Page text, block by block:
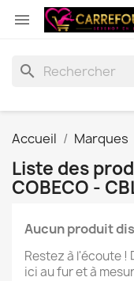

search
Accueil Marques
Liste des
COBECO -
Aucun produit
Restez à l'écoute
ici au fur et à